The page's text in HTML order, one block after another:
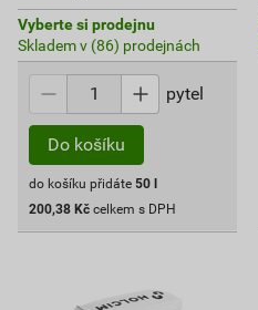
Vyberte si prodejnu
Skladem v (86) prodejnách
pytel
Do košíku
do košíku přidáte 50 l
200,38 Kč celkem s DPH